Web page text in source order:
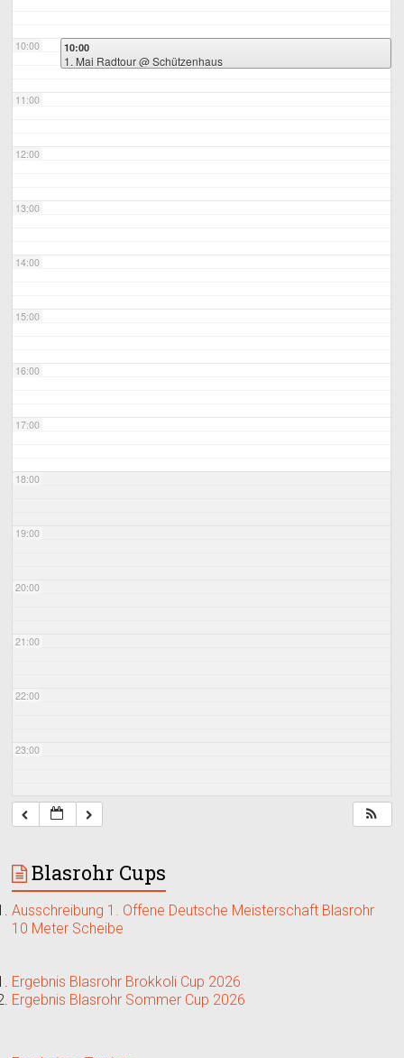
10:00
11:00
12:00
13:00
14:00
15:00
16:00
17:00
18:00
19:00
20:00
21:00
22:00
23:00
10:00
1. Mai Radtour@ Schützenhaus
Blasrohr Cups
Ausschreibung 1. Offene Deutsche Meisterschaft Blasrohr
10 Meter Scheibe
Ergebnis Blasrohr Brokkoli Cup 2026
Ergebnis Blasrohr Sommer Cup 2026